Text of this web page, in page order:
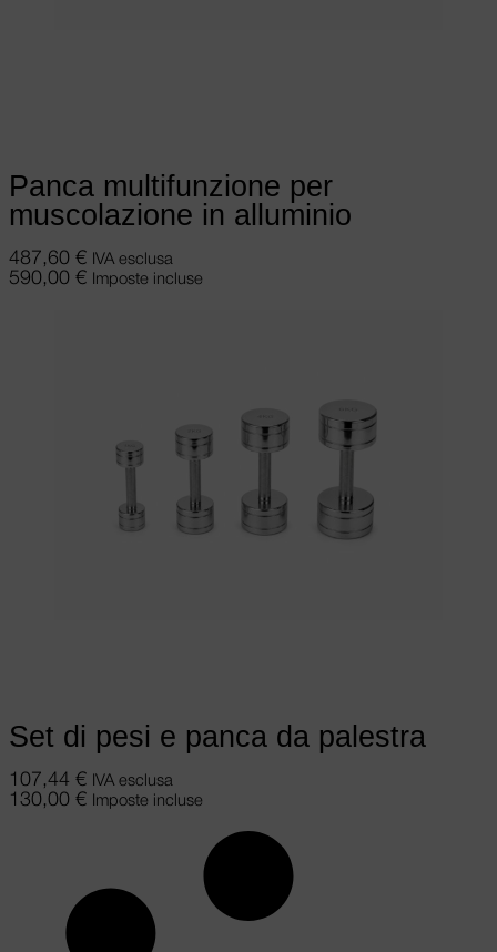
Panca multifunzione per
muscolazione in alluminio
487,60 € IVA esclusa
590,00 € Imposte incluse
Set di pesi e panca da palestra
107,44 € IVA esclusa
130,00 € Imposte incluse